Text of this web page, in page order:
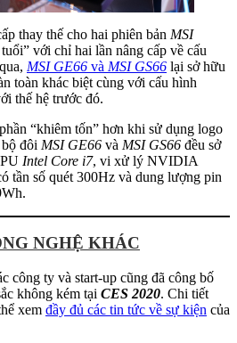
thay thế cho hai phiên bản MSI
với chỉ hai lần nâng cấp về cấu
MSI GE66 và MSI GS66 lại sở hữu
toàn khác biệt cùng với cấu hình
thế hệ trước đó.
“khiêm tốn” hơn khi sử dụng logo
đôi MSI GE66 và MSI GS66 đều sở
Intel Core i7, vi xử lý NVIDIA
tần số quét 300Hz và dung lượng pin
NGHỆ KHÁC
công ty và start-up cũng đã công bố
không kém tại CES 2020. Chi tiết
xem đầy đủ các tin tức về sự kiện của